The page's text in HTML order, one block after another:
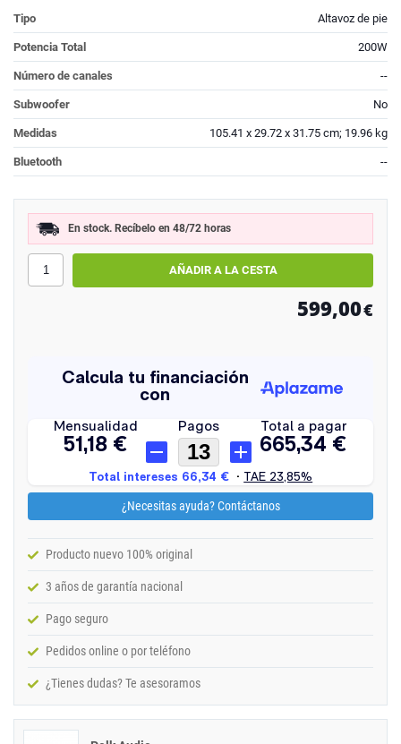
Tipo Altavoz de pie
Potencia Total 200W
Número de canales --
Subwoofer No
Medidas 105.41 x 29.72 x 31.75 cm; 19.96 kg
Bluetooth --
En stock. Recíbelo en 48/72 horas
599,00€
¿Necesitas ayuda? Contáctanos
Producto nuevo 100% original
3 años de garantía nacional
Pago seguro
Pedidos online o por teléfono
¿Tienes dudas? Te asesoramos